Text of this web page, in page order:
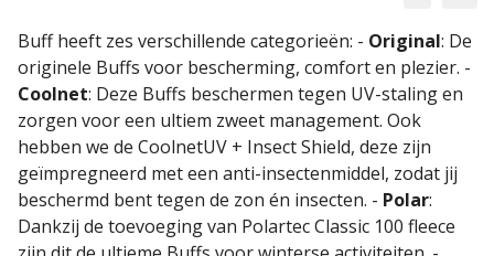
Buff heeft zes verschillende categorieën: - Original: De
originele Buffs voor bescherming, comfort en plezier. -
Coolnet: Deze Buffs beschermen tegen UV-staling en
zorgen voor een ultiem zweet management. Ook
hebben we de CoolnetUV + Insect Shield, deze zijn
geïmpregneerd met een anti-insectenmiddel, zodat jij
beschermd bent tegen de zon én insecten. - Polar:
Dankzij de toevoeging van Polartec Classic 100 fleece